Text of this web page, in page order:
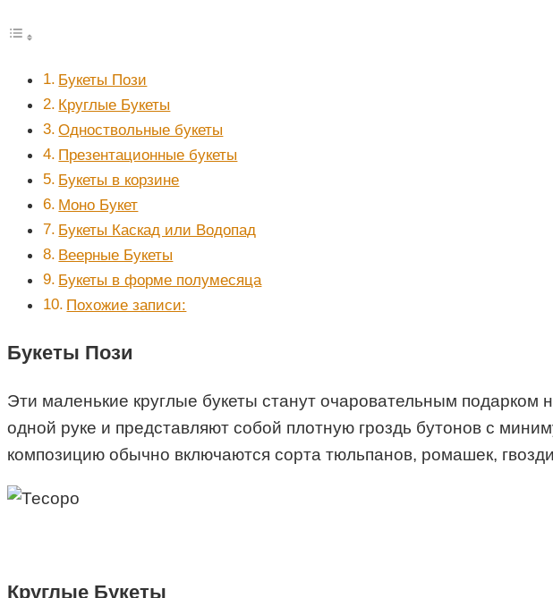
Букеты Пози
Круглые Букеты
Одноствольные букеты
Презентационные букеты
Букеты в корзине
Моно Букет
Букеты Каскад или Водопад
Веерные Букеты
Букеты в форме полумесяца
Похожие записи:
Букеты Пози
Эти маленькие круглые букеты станут очаровательным
одной руке и представляют собой плотную гроздь бутонов с
композицию обычно включаются сорта тюльпанов, ромашек,
Круглые Букеты